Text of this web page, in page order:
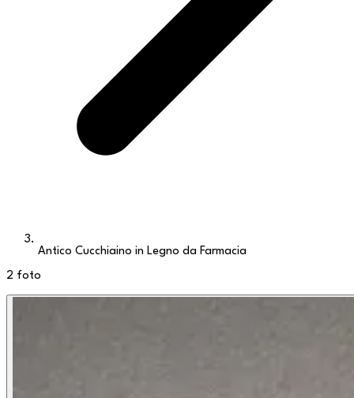
Antico Cucchiaino in Legno da Farmacia
2 foto